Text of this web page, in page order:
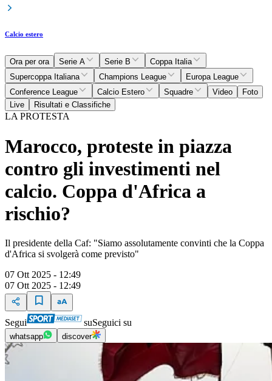
Calcio estero
Ora per ora Serie A Serie B
Coppa Italia
Supercoppa Italiana
Champions League
Europa League
Conference League
Calcio Estero Squadre Video
Foto
Live
Risultati e Classifiche
LA PROTESTA
Marocco, proteste in piazza
contro gli investimenti nel
calcio. Coppa d'Africa a
rischio?
Il presidente della Caf: "Siamo assolutamente convinti che la Coppa
d'Africa si svolgerà come previsto"
07 Ott 2025 - 12:49
07 Ott 2025 - 12:49
Segui suSeguici su
whatsapp discover